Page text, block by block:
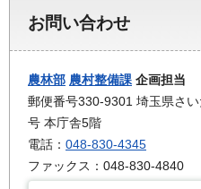
お問い合わせ
農林部 農村整備課 企画担当
郵便番号330-9301 埼玉県さ
号 本庁舎5階
電話： 048-830-4345
ファックス：048-830-4840